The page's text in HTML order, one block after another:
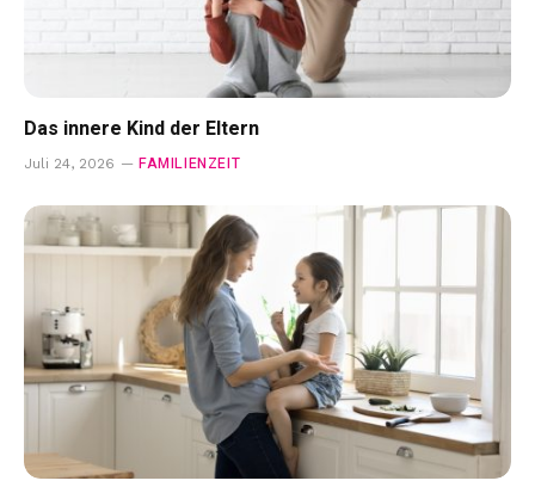
Das innere Kind der Eltern
Juli 24, 2026 FAMILIENZEIT